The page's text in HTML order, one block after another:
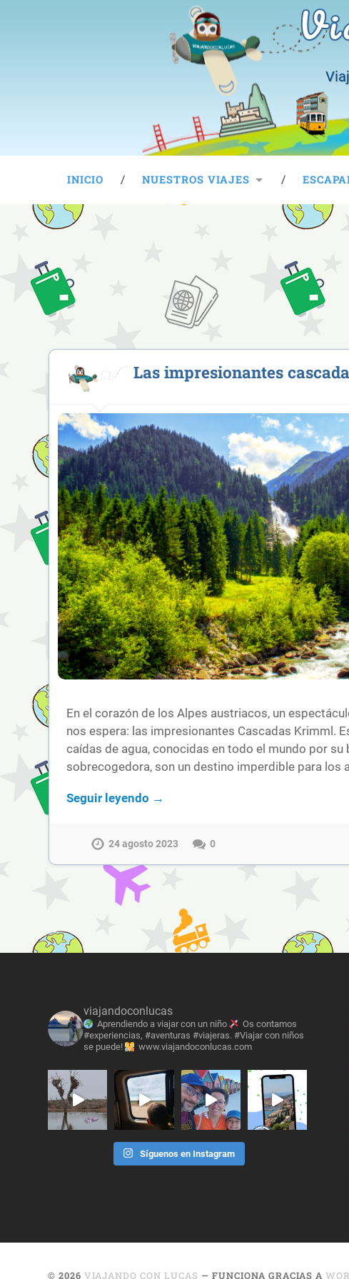
INICIO NUESTROS VIAJES
Las impresionantes
En el corazón de los Alpes austriacos, un
nos espera: las impresionantes Cascadas Krimml.
caídas de agua, conocidas en todo el mundo por su
sobrecogedora, son un destino imperdible para los
Seguir leyendo →
24 agosto 2023 0
viajandoconlucas
Aprendiendo a viajar con un niño
Os contamos
#experiencias, #aventuras #viajeras. #Viajar con niños
se puede!
www.viajandoconlucas.com
Síguenos en Instagram
© 2026VIAJANDO CON LUCAS — FUNCIONA GRACIAS A